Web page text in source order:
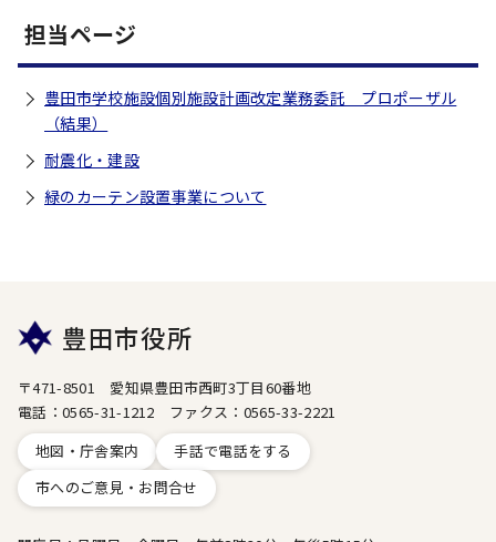
担当ページ
豊田市学校施設個別施設計画改定業務委託 プロポーザル
（結果）
耐震化・建設
緑のカーテン設置事業について
豊田市役所
〒471-8501 愛知県豊田市西町3丁目60番地
電話：0565-31-1212 ファクス：0565-33-2221
地図・庁舎案内
手話で電話をする
市へのご意見・お問合せ